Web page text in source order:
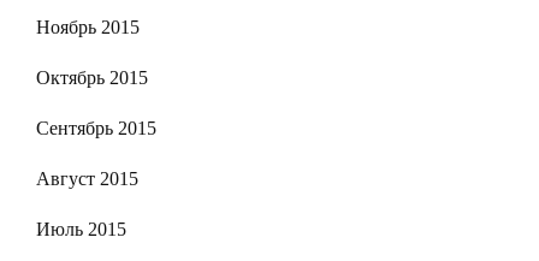
Ноябрь 2015
Октябрь 2015
Сентябрь 2015
Август 2015
Июль 2015